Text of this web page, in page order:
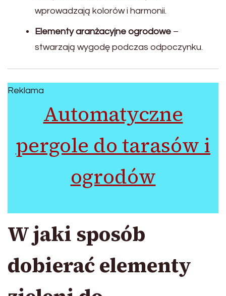
wprowadzają kolorów i harmonii.
Elementy aranżacyjne ogrodowe –
stwarzają wygodę podczas odpoczynku.
Reklama
Automatyczne
pergole do tarasów i
ogrodów
W jaki sposób
dobierać elementy